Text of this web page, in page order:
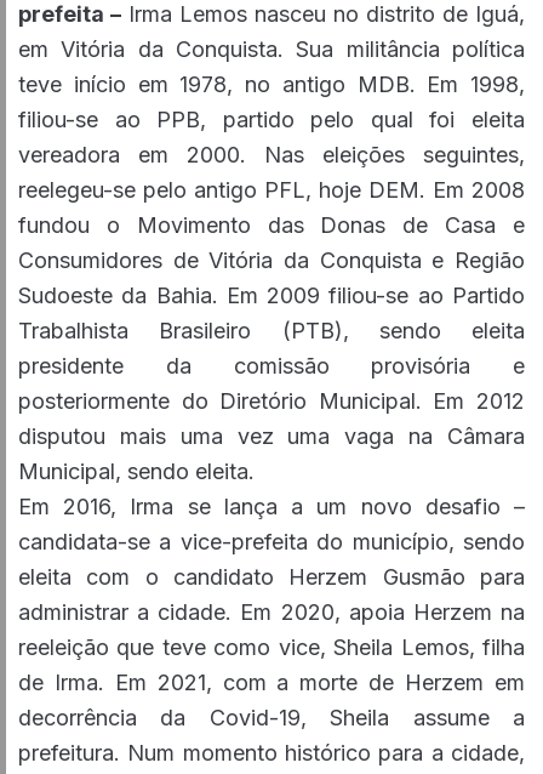
prefeita – Irma Lemos nasceu no distrito de Iguá,
em Vitória da Conquista. Sua militância política
teve início em 1978, no antigo MDB. Em 1998,
filiou-se ao PPB, partido pelo qual foi eleita
vereadora em 2000. Nas eleições seguintes,
reelegeu-se pelo antigo PFL, hoje DEM. Em 2008
fundou o Movimento das Donas de Casa e
Consumidores de Vitória da Conquista e Região
Sudoeste da Bahia. Em 2009 filiou-se ao Partido
Trabalhista Brasileiro (PTB), sendo eleita
presidente da comissão provisória e
posteriormente do Diretório Municipal. Em 2012
disputou mais uma vez uma vaga na Câmara
Municipal, sendo eleita.
Em 2016, Irma se lança a um novo desafio –
candidata-se a vice-prefeita do município, sendo
eleita com o candidato Herzem Gusmão para
administrar a cidade. Em 2020, apoia Herzem na
reeleição que teve como vice, Sheila Lemos, filha
de Irma. Em 2021, com a morte de Herzem em
decorrência da Covid-19, Sheila assume a
prefeitura. Num momento histórico para a cidade,